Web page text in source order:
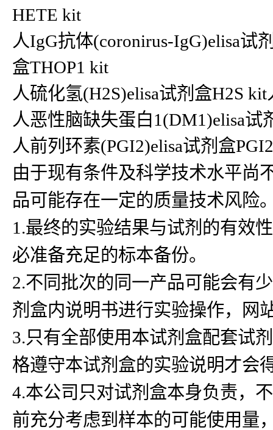
HETE kit
人IgG抗体(coronirus-IgG)elisa试
盒THOP1 kit
人硫化氢(H2S)elisa试剂盒H2S
人恶性脑缺失蛋白1(DM1)elisa
人前列环素(PGI2)elisa试剂盒
由于现有条件及科学技术水平尚
品可能存在一定的质量技术风险
1.最终的实验结果与试剂的有效
必准备充足的标本备份。
2.不同批次的同一产品可能会有
剂盒内说明书进行实验操作，网
3.只有全部使用本试剂盒配套试
格遵守本试剂盒的实验说明才会
4.本公司只对试剂盒本身负责，
前充分考虑到样本的可能使用量